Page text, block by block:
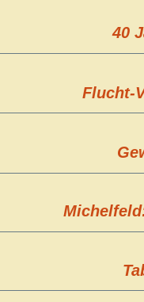
40
Flucht-